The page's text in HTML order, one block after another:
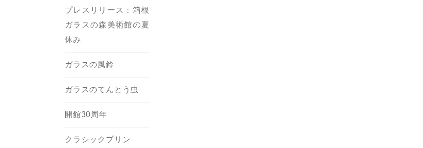
プレスリリース：箱根
ガラスの森美術館の夏
休み
ガラスの風鈴
ガラスのてんとう虫
開館30周年
クラシックプリン